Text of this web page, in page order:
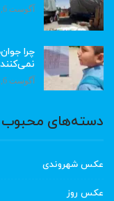
آگوست 6, 2026
چرا
آگوست 6, 2026
دسته‌های محبوب
عکس شهروندی
عکس روز